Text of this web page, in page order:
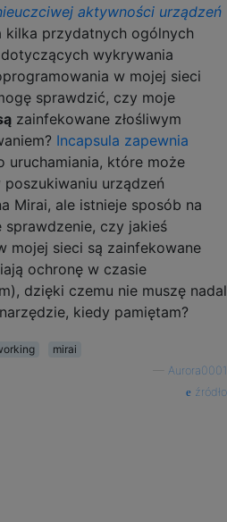
aktywności urządzeń
kilka przydatnych ogólnych
wykrywania
w mojej sieci
sprawdzić, czy moje
zainfekowane złośliwym
Incapsula zapewnia
uruchamiania, które może
poszukiwaniu urządzeń
Mirai, ale istnieje sposób na
sprawdzenie, czy jakieś
mojej sieci są zainfekowane
ochronę w czasie
dzięki czemu nie muszę nadal
kiedy pamiętam?
mirai
Aurora0001
źródło